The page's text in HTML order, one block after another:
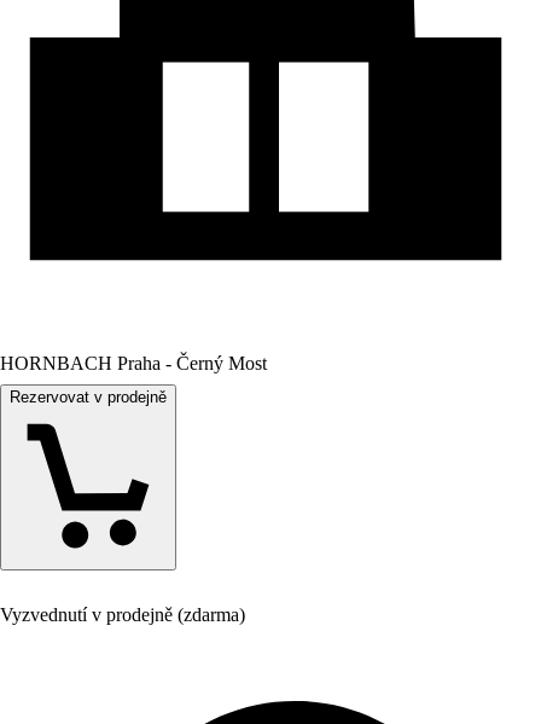
HORNBACH Praha - Černý Most
Rezervovat v prodejně
Vyzvednutí v prodejně (zdarma)